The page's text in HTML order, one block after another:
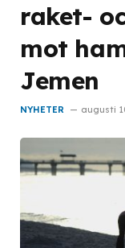
raket-
mot
Jemen
NYHETER augusti